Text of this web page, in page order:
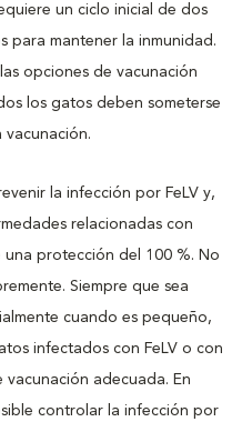
un ciclo inicial de dos
para mantener la inmunidad.
opciones de vacunación
los gatos deben someterse
vacunación.
la infección por FeLV y,
relacionadas con
protección del 100 %. No
Siempre que sea
cuando es pequeño,
infectados con FeLV o con
adecuada. En
controlar la infección por